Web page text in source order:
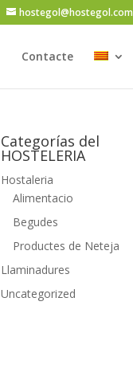
hostegol@hostegol.com
Contacte
Categorías del
HOSTELERIA
Hostaleria
Alimentacio
Begudes
Productes de Neteja
Llaminadures
Uncategorized